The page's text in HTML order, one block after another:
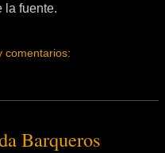
la fuente.
comentarios:
Barqueros